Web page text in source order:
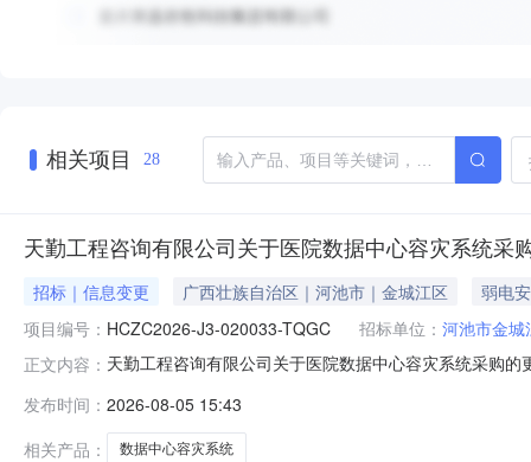
相关项目 28
天勤工程咨询有限公司关于医院数据中心容灾系统采
招标｜信息变更 广西壮族自治区｜河池市｜金城江区
弱电
项目编号： HCZC2026-J3-020033-TQGC 招标单位： 河池市金城
正文内容： 天勤工程咨询有限公司关于医院数据中心容灾系统采购
条款有多处更正详见更正后的采购文件更正日期：2026
发布时间： 2026-08-05 15:43
相关产品：
数据中心容灾系统